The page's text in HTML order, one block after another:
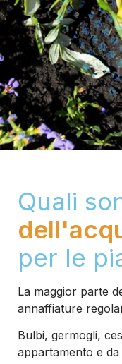
Quali
per le
La maggior parte
annaffiature
Bulbi, germogli,
appartamento e